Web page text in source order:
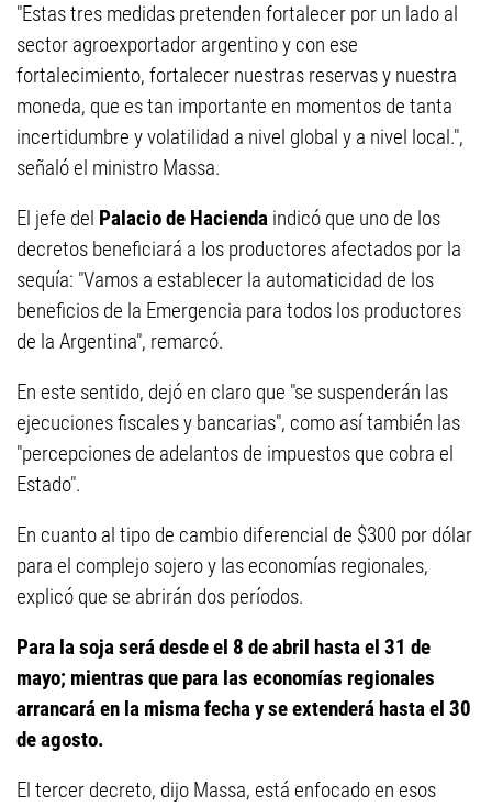
"Estas tres medidas pretenden fortalecer por un lado al
sector agroexportador argentino y con ese
fortalecimiento, fortalecer nuestras reservas y nuestra
moneda, que es tan importante en momentos de tanta
incertidumbre y volatilidad a nivel global y a nivel local.",
señaló el ministro Massa.
El jefe del Palacio de Hacienda indicó que uno de los
decretos beneficiará a los productores afectados por la
sequía: "Vamos a establecer la automaticidad de los
beneficios de la Emergencia para todos los productores
de la Argentina", remarcó.
En este sentido, dejó en claro que "se suspenderán las
ejecuciones fiscales y bancarias", como así también las
"percepciones de adelantos de impuestos que cobra el
Estado".
En cuanto al tipo de cambio diferencial de $300 por dólar
para el complejo sojero y las economías regionales,
explicó que se abrirán dos períodos.
Para la soja será desde el 8 de abril hasta el 31 de
mayo; mientras que para las economías regionales
arrancará en la misma fecha y se extenderá hasta el 30
de agosto.
El tercer decreto, dijo Massa, está enfocado en esos